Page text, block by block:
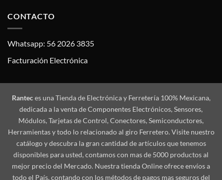
CONTACTO
Whatsapp: 56 2026 3835
Facturación Electrónica
Ranteces una Tienda de Electrónica y Ferretería 100% Mexicana,
dedicada a la venta de Componentes Electrónicos, Sensores,
Módulos, Tarjetas de Control, Conectores, Semiconductores,
Herramientas y todo lo relacionado al giro Ferretero. Visite nuestro
catálogo y descubra la gran cantidad de artículos que tenemos
disponibles para usted, contamos con mas de 5000 productos al
mejor precio del Mercado. Nuestra tienda Online ofrece envíos a
todo el País, contando con los métodos de pagos mas seguros del